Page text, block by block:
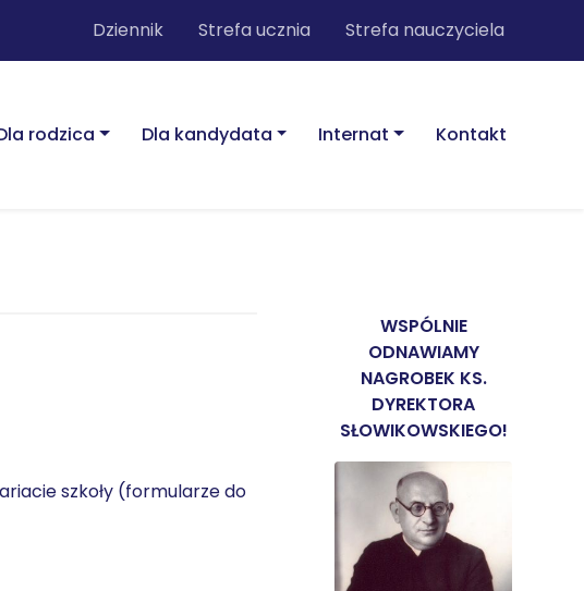
Dziennik Strefa ucznia Strefa nauczyciela
rodzica Dla kandydata Internat Kontakt
szkoły (formularze do
WSPÓLNIE
ODNAWIAMY
NAGROBEK KS.
DYREKTORA
SŁOWIKOWSKIEGO!